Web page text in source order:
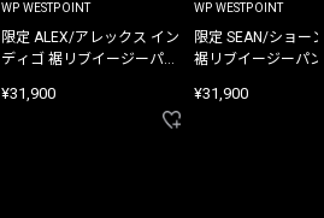
WP WESTPOINT
限定 ALEX/アレックス イン
ディゴ 裾リブイージーパン
¥31,900
WP WESTPOINT
限定 SEAN/ショー
裾リブイージーパ
¥31,900